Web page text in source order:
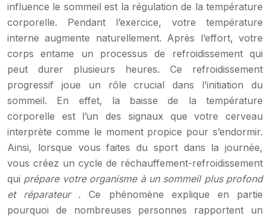
influence le sommeil est la régulation de la température
corporelle. Pendant l’exercice, votre température
interne augmente naturellement. Après l’effort, votre
corps entame un processus de refroidissement qui
peut durer plusieurs heures. Ce refroidissement
progressif joue un rôle crucial dans l’initiation du
sommeil. En effet, la baisse de la température
corporelle est l’un des signaux que votre cerveau
interprète comme le moment propice pour s’endormir.
Ainsi, lorsque vous faites du sport dans la journée,
vous créez un cycle de réchauffement-refroidissement
qui prépare votre organisme à un sommeil plus profond
et réparateur . Ce phénomène explique en partie
pourquoi de nombreuses personnes rapportent un